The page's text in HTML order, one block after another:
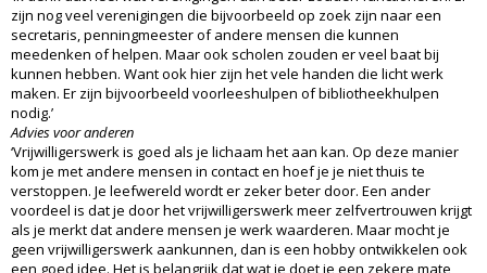
zijn nog veel verenigingen die bijvoorbeeld op zoek zijn naar een
secretaris, penningmeester of andere mensen die kunnen
meedenken of helpen. Maar ook scholen zouden er veel baat bij
kunnen hebben. Want ook hier zijn het vele handen die licht werk
maken. Er zijn bijvoorbeeld voorleeshulpen of bibliotheekhulpen
nodig.’
Advies voor anderen
‘Vrijwilligerswerk is goed als je lichaam het aan kan. Op deze manier
kom je met andere mensen in contact en hoef je je niet thuis te
verstoppen. Je leefwereld wordt er zeker beter door. Een ander
voordeel is dat je door het vrijwilligerswerk meer zelfvertrouwen krijgt
als je merkt dat andere mensen je werk waarderen. Maar mocht je
geen vrijwilligerswerk aankunnen, dan is een hobby ontwikkelen ook
een goed idee. Het is belangrijk dat wat je doet je een zekere mate